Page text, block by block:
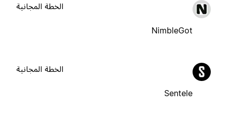
NimbleGot
الخطة المجانية
Sentele
الخطة المجانية